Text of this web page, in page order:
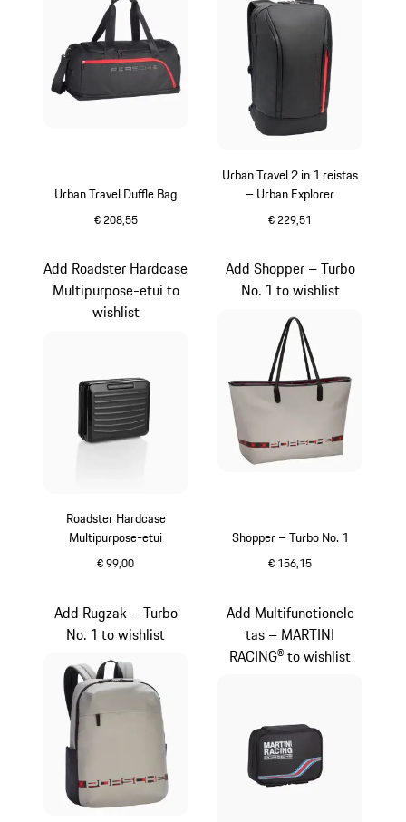
Urban Travel Duffle Bag
€ 208,55
Urban Travel 2 in 1 reistas
– Urban Explorer
€ 229,51
Roadster Hardcase
Multipurpose-etui
€ 99,00
Add Roadster Hardcase
Multipurpose-etui to
wishlist
Shopper – Turbo No. 1
€ 156,15
Add Shopper – Turbo
No. 1 to wishlist
Add Rugzak – Turbo
No. 1 to wishlist
Add Multifunctionele
tas – MARTINI
RACING® to wishlist